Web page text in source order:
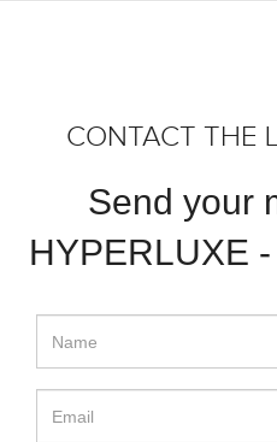
CONTACT THE
Send your
HYPERLUXE